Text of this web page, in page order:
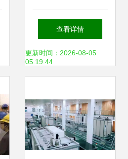
位90后线长的辞职
选择与日用电器修
查看详情
更新时间：2026-08-05
05:19:44